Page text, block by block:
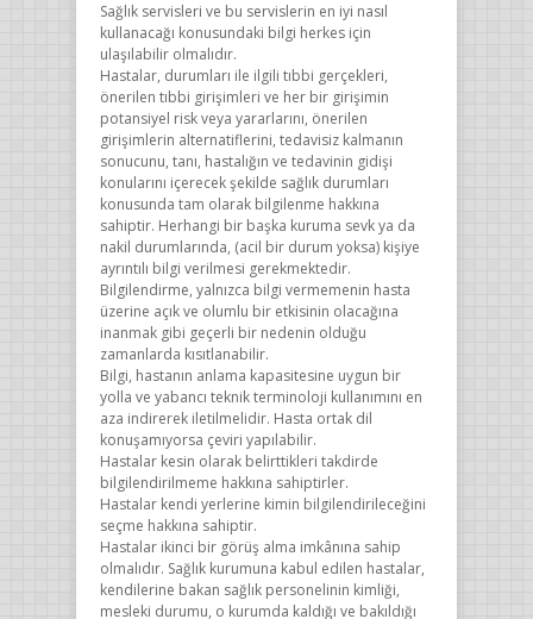
Sağlık servisleri ve bu servislerin en iyi nasıl
kullanacağı konusundaki bilgi herkes için
ulaşılabilir olmalıdır.
Hastalar, durumları ile ilgili tıbbi gerçekleri,
önerilen tıbbi girişimleri ve her bir girişimin
potansiyel risk veya yararlarını, önerilen
girişimlerin alternatiflerini, tedavisiz kalmanın
sonucunu, tanı, hastalığın ve tedavinin gidişi
konularını içerecek şekilde sağlık durumları
konusunda tam olarak bilgilenme hakkına
sahiptir. Herhangi bir başka kuruma sevk ya da
nakil durumlarında, (acil bir durum yoksa) kişiye
ayrıntılı bilgi verilmesi gerekmektedir.
Bilgilendirme, yalnızca bilgi vermemenin hasta
üzerine açık ve olumlu bir etkisinin olacağına
inanmak gibi geçerli bir nedenin olduğu
zamanlarda kısıtlanabilir.
Bilgi, hastanın anlama kapasitesine uygun bir
yolla ve yabancı teknik terminoloji kullanımını en
aza indirerek iletilmelidir. Hasta ortak dil
konuşamıyorsa çeviri yapılabilir.
Hastalar kesin olarak belirttikleri takdirde
bilgilendirilmeme hakkına sahiptirler.
Hastalar kendi yerlerine kimin bilgilendirileceğini
seçme hakkına sahiptir.
Hastalar ikinci bir görüş alma imkânına sahip
olmalıdır. Sağlık kurumuna kabul edilen hastalar,
kendilerine bakan sağlık personelinin kimliği,
mesleki durumu, o kurumda kaldığı ve bakıldığı